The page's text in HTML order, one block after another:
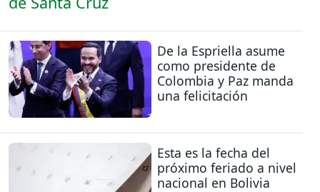
De la Espriella asume
como presidente de
Colombia y Paz manda
una felicitación
Esta es la fecha del
próximo feriado a nivel
nacional en Bolivia